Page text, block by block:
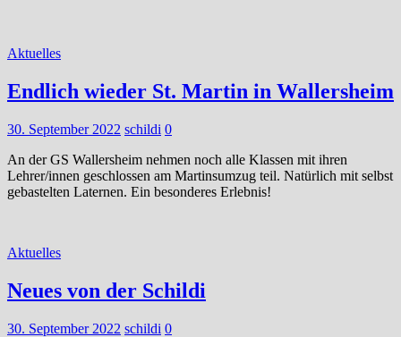
Aktuelles
Endlich wieder St. Martin in Wallersheim
30. September 2022 schildi 0
An der GS Wallersheim nehmen noch alle Klassen mit ihren
Lehrer/innen geschlossen am Martinsumzug teil. Natürlich mit selbst
gebastelten Laternen. Ein besonderes Erlebnis!
Aktuelles
Neues von der Schildi
30. September 2022 schildi 0